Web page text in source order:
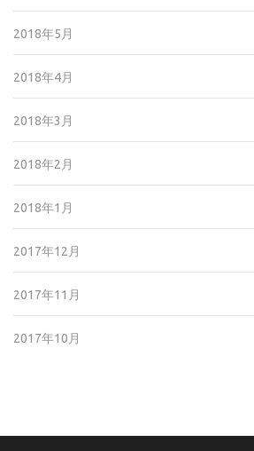
2018年5月
2018年4月
2018年3月
2018年2月
2018年1月
2017年12月
2017年11月
2017年10月